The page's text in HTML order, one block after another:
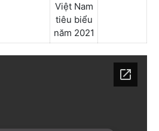
Việt Nam
tiêu biểu
năm 2021